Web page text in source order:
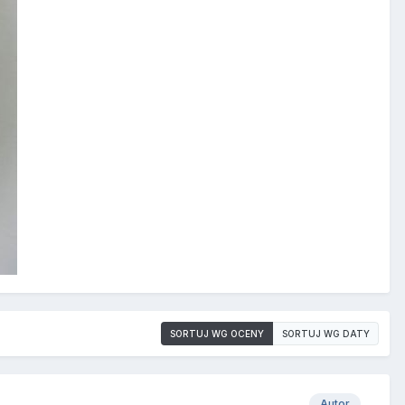
SORTUJ WG OCENY SORTUJ WG DATY